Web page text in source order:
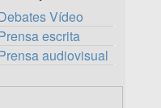
Vídeo
escrita
audiovisual